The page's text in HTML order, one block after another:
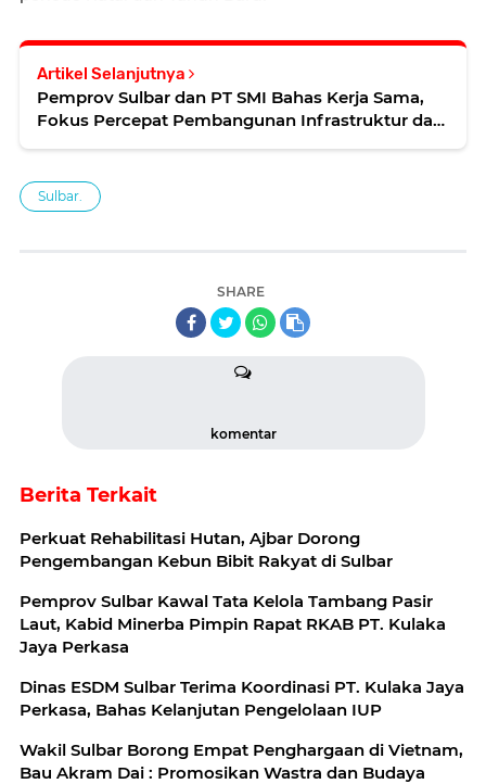
Artikel Selanjutnya
Pemprov Sulbar dan PT SMI Bahas Kerja Sama,
Fokus Percepat Pembangunan Infrastruktur dan
Sulbar.
SHARE
komentar
Berita Terkait
Perkuat Rehabilitasi Hutan, Ajbar Dorong
Pengembangan Kebun Bibit Rakyat di Sulbar
Pemprov Sulbar Kawal Tata Kelola Tambang Pasir
Laut, Kabid Minerba Pimpin Rapat RKAB PT. Kulaka
Jaya Perkasa
Dinas ESDM Sulbar Terima Koordinasi PT. Kulaka Jaya
Perkasa, Bahas Kelanjutan Pengelolaan IUP
Wakil Sulbar Borong Empat Penghargaan di Vietnam,
Bau Akram Dai : Promosikan Wastra dan Budaya